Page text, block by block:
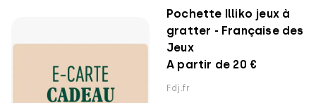
Pochette Illiko jeux à
gratter - Française des
Jeux
A partir de 20 €
Fdj.fr